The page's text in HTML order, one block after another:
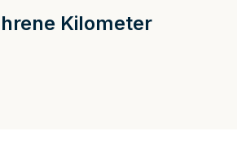
Kilometer